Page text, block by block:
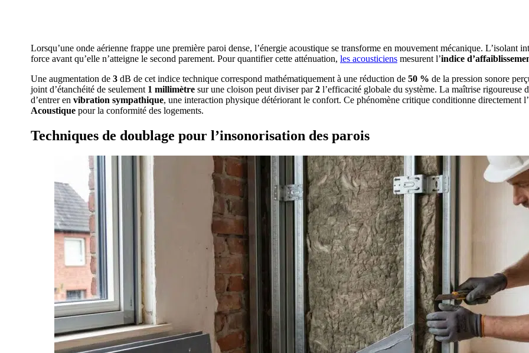
Lorsqu’une onde aérienne frappe une première paroi dense, l’énergie acoustique se transforme en mouvement mécanique. L’isolant
force avant qu’elle n’atteigne le second parement. Pour quantifier cette atténuation, les acousticiens mesurent l’indice
Une augmentation de 3 dB de cet indice technique correspond mathématiquement à une réduction de 50 % de la pression sonore
joint d’étanchéité de seulement 1 millimètre sur une cloison peut diviser par2 l’efficacité globale du système. La maîtrise rigoureuse
d’entrer en vibration sympathique, une interaction physique détériorant le confort. Ce phénomène critique conditionne directement
Acoustique pour la conformité des logements.
Techniques de doublage pour l’insonorisation des parois